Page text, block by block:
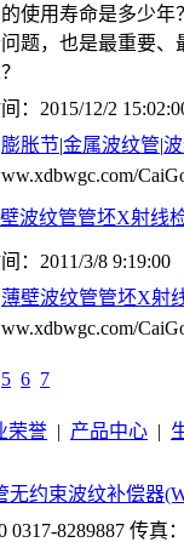
使用寿命是多少
题，也是最重要
：2015/12/2
膨胀节|金属波纹管|
波纹管管坯X射线
：2011/3/8 9:19:00
薄壁波纹管管坯X射
5 6 7
荣誉 | 产品中心 |
无约束波纹补偿器
8289887 传真